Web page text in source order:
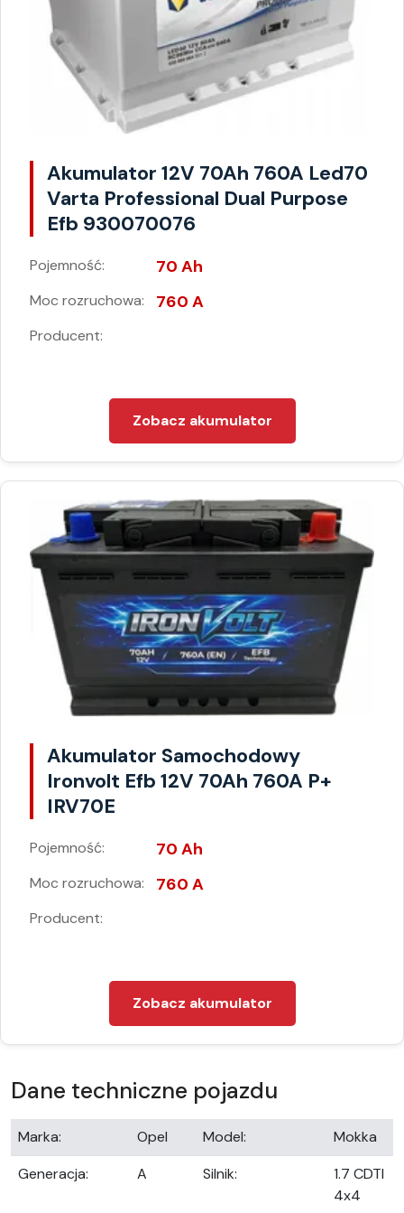
Akumulator 12V 70Ah 760A Led70
Varta Professional Dual Purpose
Efb 930070076
Pojemność: 70 Ah
Moc rozruchowa: 760 A
Producent:
Zobacz akumulator
Akumulator Samochodowy
Ironvolt Efb 12V 70Ah 760A P+
IRV70E
Pojemność: 70 Ah
Moc rozruchowa: 760 A
Producent:
Zobacz akumulator
Dane techniczne pojazdu
Marka: Opel Model:
Mokka
Generacja:
A Silnik:
1.7 CDTI
4x4